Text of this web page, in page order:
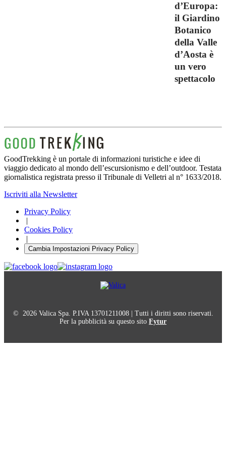
d’Europa:
il Giardino
Botanico
della Valle
d’Aosta è
un vero
spettacolo
GoodTrekking è un portale di informazioni turistiche e idee di
viaggio dedicato al mondo dell’escursionismo e dell’outdoor. Testata
giornalistica registrata presso il Tribunale di Velletri al n° 1633/2018.
Iscriviti alla Newsletter
Privacy Policy
|
Cookies Policy
|
Cambia Impostazioni Privacy Policy
© 2026 Valica Spa. P.IVA 13701211008 | Tutti i diritti sono riservati.
Per la pubblicità su questo sito Fytur